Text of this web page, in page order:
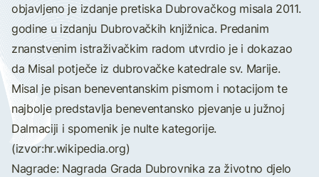
objavljeno je izdanje pretiska Dubrovačkog misala 2011.
godine u izdanju Dubrovačkih knjižnica. Predanim
znanstvenim istraživačkim radom utvrdio je i dokazao
da Misal potječe iz dubrovačke katedrale sv. Marije.
Misal je pisan beneventanskim pismom i notacijom te
najbolje predstavlja beneventansko pjevanje u južnoj
Dalmaciji i spomenik je nulte kategorije.
(izvor:hr.wikipedia.org)
Nagrade: Nagrada Grada Dubrovnika za životno djelo